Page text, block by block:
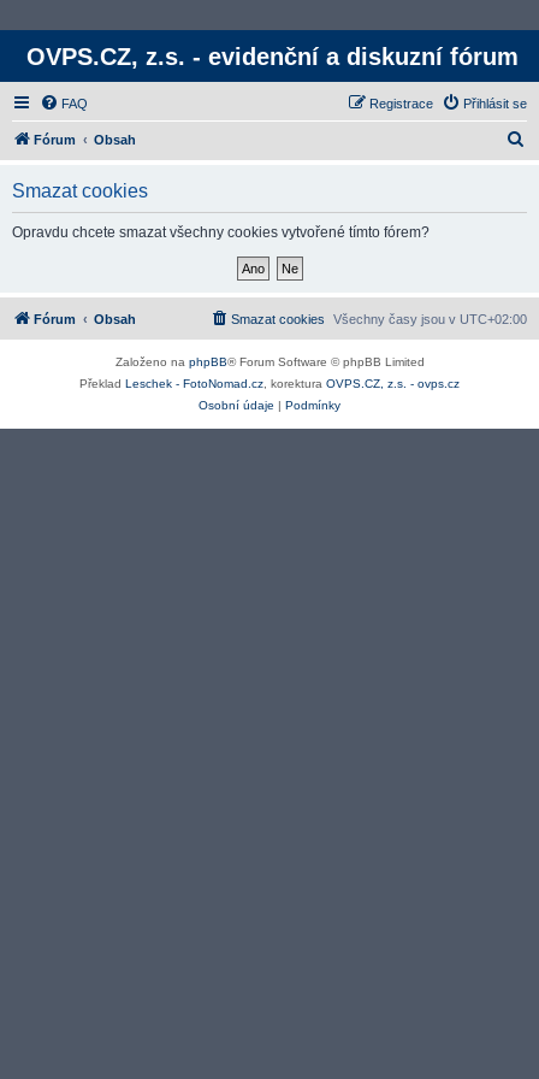
OVPS.CZ, z.s. - evidenční a diskuzní fórum
FAQ Přihlásit se
Registrace
Fórum Obsah
Smazat cookies
Opravdu chcete smazat všechny cookies vytvořené tímto fórem?
Fórum Obsah Všechny časy jsou v UTC+02:00
Smazat cookies
Založeno na phpBB® Forum Software © phpBB Limited
Překlad Leschek - FotoNomad.cz , korektura OVPS.CZ, z.s. - ovps.cz
Osobní údaje | Podmínky